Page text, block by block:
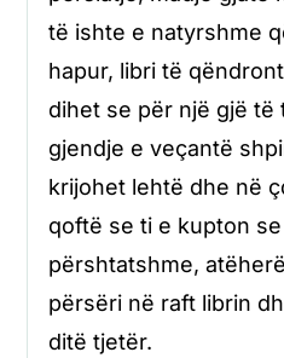
të ishte e natyrshme
hapur, libri të
dihet se për një gjë të
gjendje e veçantë
krijohet lehtë dhe në
qoftë se ti e kupton
përshtatshme,
përsëri në raft librin
ditë tjetër.